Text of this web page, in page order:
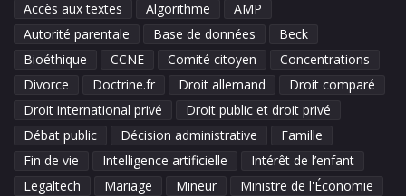
Accès aux textes Algorithme
AMP
Autorité parentale
Base de données
Beck
Bioéthique
CCNE Comité citoyen
Concentrations
Divorce
Doctrine.fr Droit allemand
Droit comparé
Droit international privé
Droit public et droit privé
Débat public
Décision administrative
Famille
Fin de vie
Intelligence artificielle
Intérêt de l’enfant
Legaltech
Mariage Mineur
Ministre de l'Économie